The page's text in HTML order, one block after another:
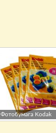
Фотобумага Kodak